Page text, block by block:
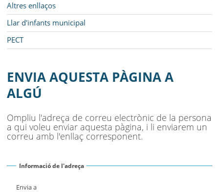
Altres enllaços
Llar d'infants municipal
PECT
ENVIA AQUESTA PÀGINA A
ALGÚ
Ompliu l'adreça de correu electrònic de la persona
a qui voleu enviar aquesta pàgina, i li enviarem un
correu amb l'enllaç corresponent.
Informació de l'adreça
Envia a